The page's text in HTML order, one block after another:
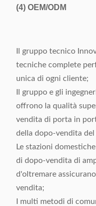
(4) OEM/ODM
Il gruppo tecnico
tecniche complete
unica di ogni cliente;
Il gruppo e gli
offrono la qualità
vendita di porta in
della dopo-vendita del
Le stazioni
di dopo-vendita di
d'oltremare
vendita;
I multi metodi di